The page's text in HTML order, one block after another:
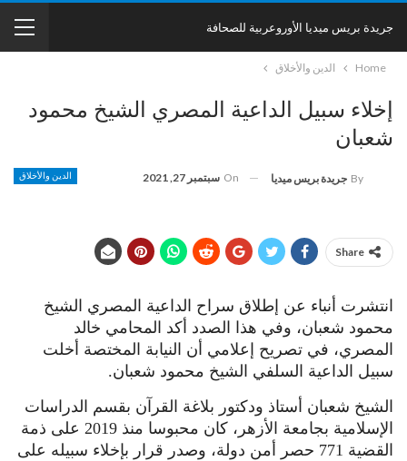
جريدة بريس ميديا الأوروعربية للصحافة
Home الدين والأخلاق
إخلاء سبيل الداعية المصري الشيخ محمود
شعبان
الدين والأخلاق By جريدة بريس ميديا On سبتمبر 27, 2021
Share
انتشرت أنباء عن إطلاق سراح الداعية المصري الشيخ
محمود شعبان، وفي هذا الصدد أكد المحامي خالد
المصري، في تصريح إعلامي أن النيابة المختصة أخلت
سبيل الداعية السلفي الشيخ محمود شعبان.
الشيخ شعبان أستاذ ودكتور بلاغة القرآن بقسم الدراسات
الإسلامية بجامعة الأزهر، كان محبوسا منذ 2019 على ذمة
القضية 771 حصر أمن دولة، وصدر قرار بإخلاء سبيله على